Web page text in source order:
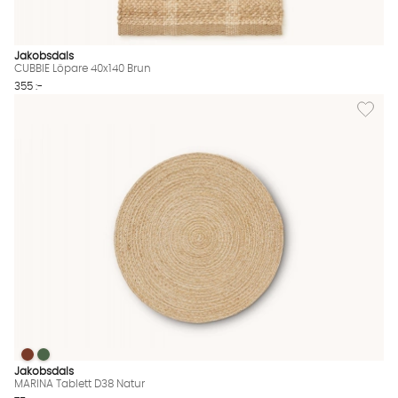
Jakobsdals
CUBBIE Löpare 40x140 Brun
355 :-
Lägg
MARINA Tablett D38 Natur Finns även i dessa färger:
MARINA Tablett D38 Natur
MARINA Tablett D38 Natur
Jakobsdals
MARINA Tablett D38 Natur